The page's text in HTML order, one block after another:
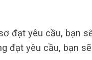
đạt yêu cầu, bạn
đạt yêu cầu, bạn